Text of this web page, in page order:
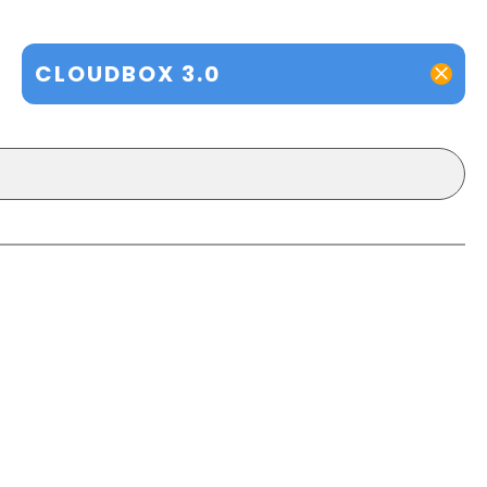
CLOUDBOX 3.0